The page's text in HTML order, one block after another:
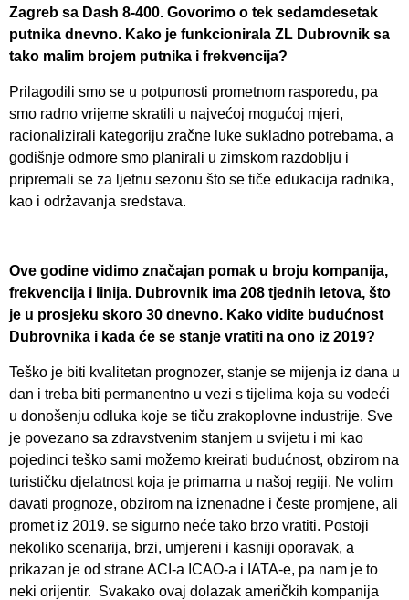
Zagreb sa Dash 8-400. Govorimo o tek sedamdesetak
putnika dnevno. Kako je funkcionirala ZL Dubrovnik sa
tako malim brojem putnika i frekvencija?
Prilagodili smo se u potpunosti prometnom rasporedu, pa
smo radno vrijeme skratili u najvećoj mogućoj mjeri,
racionalizirali kategoriju zračne luke sukladno potrebama, a
godišnje odmore smo planirali u zimskom razdoblju i
pripremali se za ljetnu sezonu što se tiče edukacija radnika,
kao i održavanja sredstava.
Ove godine vidimo značajan pomak u broju kompanija,
frekvencija i linija. Dubrovnik ima 208 tjednih letova, što
je u prosjeku skoro 30 dnevno. Kako vidite budućnost
Dubrovnika i kada će se stanje vratiti na ono iz 2019?
Teško je biti kvalitetan prognozer, stanje se mijenja iz dana u
dan i treba biti permanentno u vezi s tijelima koja su vodeći
u donošenju odluka koje se tiču zrakoplovne industrije. Sve
je povezano sa zdravstvenim stanjem u svijetu i mi kao
pojedinci teško sami možemo kreirati budućnost, obzirom na
turističku djelatnost koja je primarna u našoj regiji. Ne volim
davati prognoze, obzirom na iznenadne i česte promjene, ali
promet iz 2019. se sigurno neće tako brzo vratiti. Postoji
nekoliko scenarija, brzi, umjereni i kasniji oporavak, a
prikazan je od strane ACI-a ICAO-a i IATA-e, pa nam je to
neki orijentir. Svakako ovaj dolazak američkih kompanija